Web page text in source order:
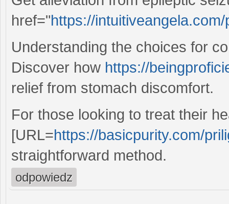
href="https://
Understanding the choices for
Discover how https://
relief from stomach discomfort.
For those looking to treat their
[URL=https://basicpurity.com/
straightforward method.
odpowiedz